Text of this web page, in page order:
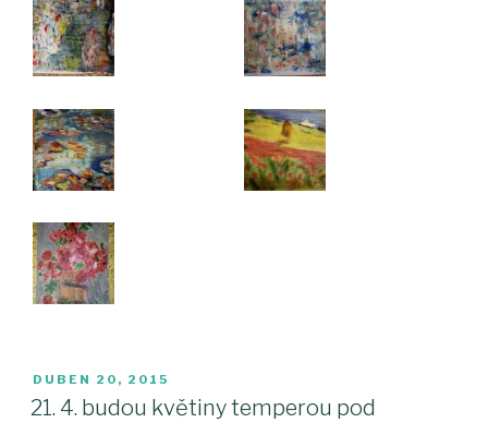
PUBLIKOVÁNO
DUBEN 20, 2015
21. 4. budou květiny temperou pod